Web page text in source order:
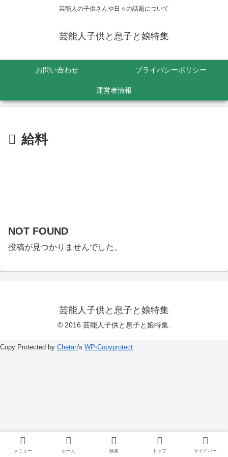
芸能人の子供さんや日々の話題について
芸能人子供と息子と娘特集
お問い合わせ プライバシーポリシー
運営者情報
給料
NOT FOUND
投稿が見つかりませんでした。
芸能人子供と息子と娘特集
© 2016 芸能人子供と息子と娘特集.
メニュー ホーム 検索 トップ サイドバー
Copy Protected by Chetan's WP-Copyprotect.